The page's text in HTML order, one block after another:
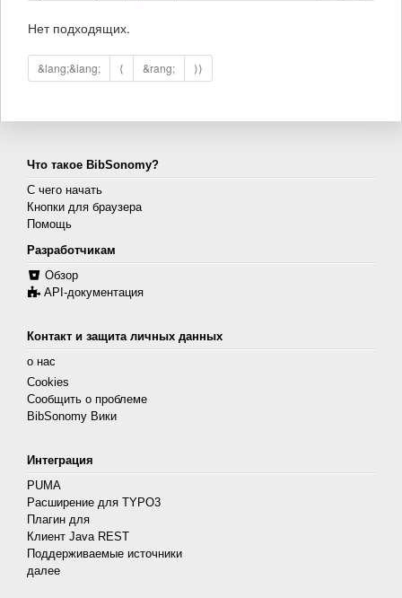
Нет подходящих.
&lang;&lang; ⟨ &rang; ⟩⟩
Что такое BibSonomy?
С чего начать
Кнопки для браузера
Помощь
Разработчикам
Обзор
API-документация
Контакт и защита личных данных
о нас
Cookies
Сообщить о проблеме
BibSonomy Вики
Интеграция
PUMA
Расширение для TYPO3
Плагин для
Клиент Java REST
Поддерживаемые источники
далее